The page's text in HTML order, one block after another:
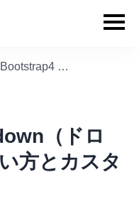
Bootstrap4 Dropdown（ドロップダウン）の使い方とカスタマイズサンプル
（ドロ
方とカスタ